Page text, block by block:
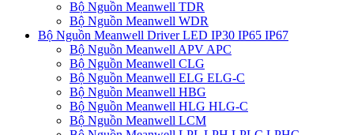
Bộ Nguồn Meanwell TDR
Bộ Nguồn Meanwell WDR
Bộ Nguồn Meanwell Driver LED IP30 IP65 IP67
Bộ Nguồn Meanwell APV APC
Bộ Nguồn Meanwell CLG
Bộ Nguồn Meanwell ELG ELG-C
Bộ Nguồn Meanwell HBG
Bộ Nguồn Meanwell HLG HLG-C
Bộ Nguồn Meanwell LCM